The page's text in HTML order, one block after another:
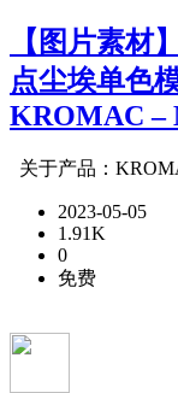
【图片素材
点尘埃单色
KROMAC –
关于产品：
2023-05-05
1.91K
0
免费